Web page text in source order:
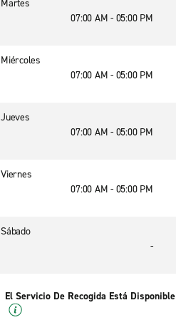
Martes
07:00 AM - 05:00 PM
Miércoles
07:00 AM - 05:00 PM
Jueves
07:00 AM - 05:00 PM
Viernes
07:00 AM - 05:00 PM
Sábado
-
El Servicio De Recogida Está Disponible